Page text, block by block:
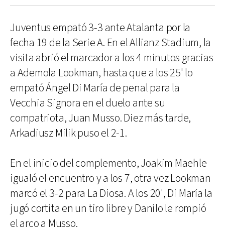
Juventus empató 3-3 ante Atalanta por la
fecha 19 de la Serie A. En el Allianz Stadium, la
visita abrió el marcador a los 4 minutos gracias
a Ademola Lookman, hasta que a los 25' lo
empató Ángel Di María de penal para la
Vecchia Signora en el duelo ante su
compatriota, Juan Musso. Diez más tarde,
Arkadiusz Milik puso el 2-1.
En el inicio del complemento, Joakim Maehle
igualó el encuentro y a los 7, otra vez Lookman
marcó el 3-2 para La Diosa. A los 20', Di María la
jugó cortita en un tiro libre y Danilo le rompió
el arco a Musso.